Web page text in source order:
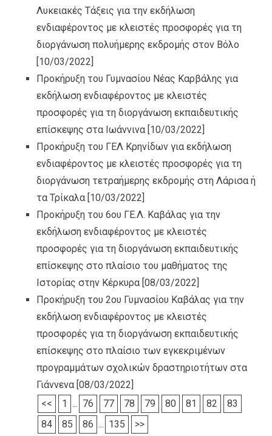
Λυκειακές Τάξεις για την εκδήλωση
ενδιαφέροντος με κλειστές προσφορές για τη
διοργάνωση πολυήμερης εκδρομής στον Βόλο
[10/03/2022]
Προκήρυξη του Γυμνασίου Νέας Καρβάλης για
εκδήλωση ενδιαφέροντος με κλειστές
προσφορές για τη διοργάνωση εκπαιδευτικής
επίσκεψης στα Ιωάννινα [10/03/2022]
Προκήρυξη του ΓΕΛ Κρηνίδων για εκδήλωση
ενδιαφέροντος με κλειστές προσφορές για τη
διοργάνωση τετραήμερης εκδρομής στη Λάρισα ή
τα Τρίκαλα [10/03/2022]
Προκήρυξη του 6ου ΓΕ.Λ. Καβάλας για την
εκδήλωση ενδιαφέροντος με κλειστές
προσφορές για τη διοργάνωση εκπαιδευτικής
επίσκεψης στο πλαίσιο του μαθήματος της
Ιστορίας στην Κέρκυρα [08/03/2022]
Προκήρυξη του 2ου Γυμνασίου Καβάλας για την
εκδήλωση ενδιαφέροντος με κλειστές
προσφορές για τη διοργάνωση εκπαιδευτικής
επίσκεψης στο πλαίσιο των εγκεκριμένων
προγραμμάτων σχολικών δραστηριοτήτων στα
Γιάννενα [08/03/2022]
<<
1 ... 76 77 78 79 80 81 82
83
84
85 86 ... 135 >>